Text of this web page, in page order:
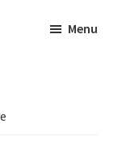
Menu